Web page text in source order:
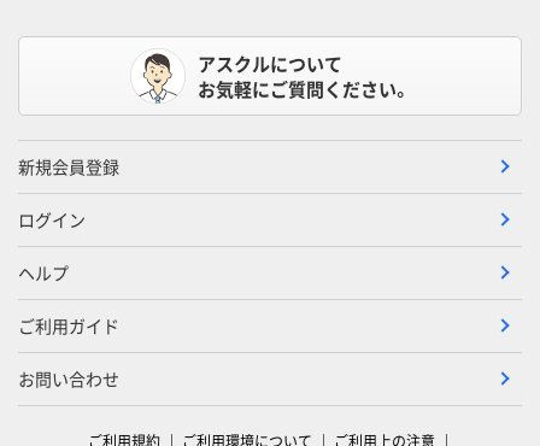
アスクルについて
お気軽にご質問ください。
新規会員登録
ログイン
ヘルプ
ご利用ガイド
お問い合わせ
ご利用規約 ご利用環境について ご利用上の注意